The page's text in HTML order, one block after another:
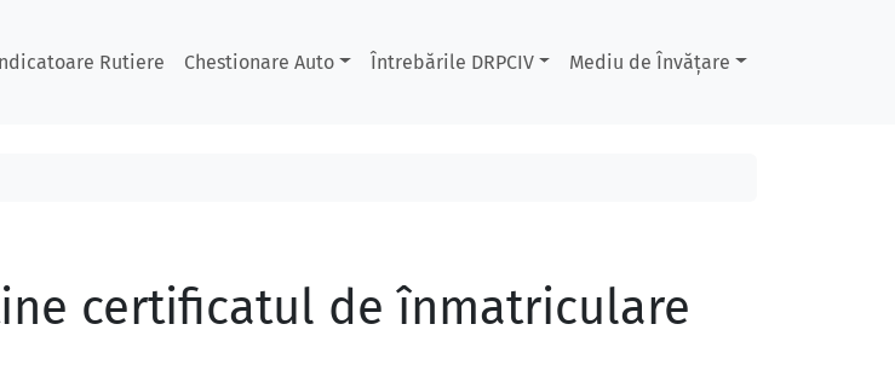
Rutiere Chestionare Auto Întrebările DRPCIV Mediu de Învățare
certificatul de înmatriculare